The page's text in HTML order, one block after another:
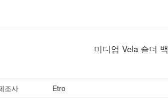
미디엄 Vela 숄더 백
조사
Etro